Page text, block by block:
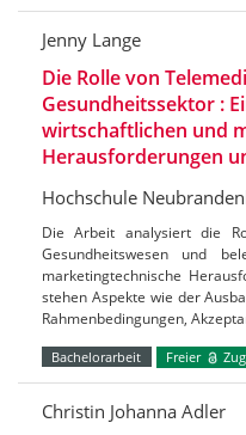
Jenny Lange
Die Rolle von
Gesundheitssektor :
wirtschaftlichen und
Herausforderungen
Hochschule
Die Arbeit analysiert die
Gesundheitswesen und
marketingtechnische
stehen Aspekte wie der
Rahmenbedingungen,
Bachelorarbeit Freier
Christin Johanna Adler